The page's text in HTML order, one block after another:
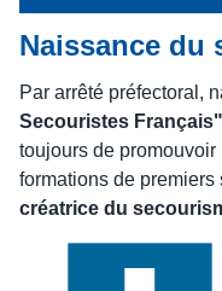
Naissance du
Par arrêté préfectoral,
Secouristes Français"
toujours de
formations de
créatrice du